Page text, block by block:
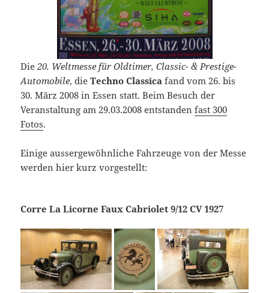
Die20. Weltmesse für Oldtimer, Classic- & Prestige-
Automobile, dieTechno Classica fand vom 26. bis
30. März 2008 in Essen statt. Beim Besuch der
Veranstaltung am 29.03.2008 entstandenfast 300
Fotos.
Einige aussergewöhnliche Fahrzeuge von der Messe
werden hier kurz vorgestellt:
Corre La Licorne Faux Cabriolet 9/12 CV 1927